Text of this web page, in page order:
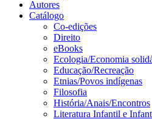
Autores
Catálogo
Co-edições
Direito
eBooks
Ecologia/Economia
Educação/Recreação
Etnias/Povos indígenas
Filosofia
História/Anais/Encontros
Literatura Infantil e